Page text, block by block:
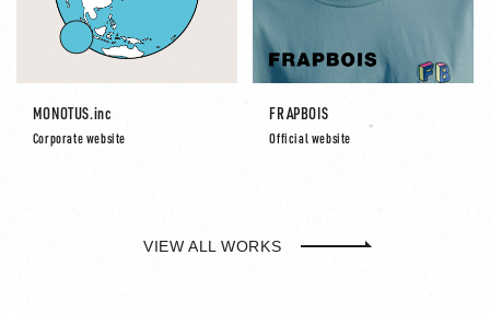
MONOTUS.inc
Corporate website
FRAPBOIS
Official website
VIEW ALL WORKS